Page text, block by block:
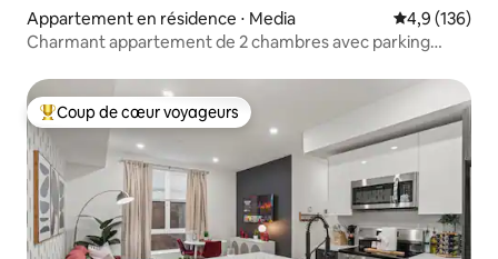
Appartement en résidence ⋅ Media Évaluation
4,9 (136)
Charmant appartement de 2 chambres avec parking
Coups de cœur voyageurs les plus appréciés
Coup de cœur voyageurs